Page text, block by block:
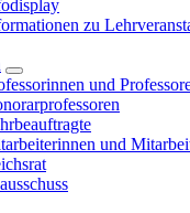
zu
und
und